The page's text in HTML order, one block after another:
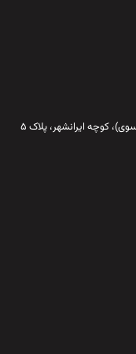
کوچه ایرانشهر، پلاک ۵